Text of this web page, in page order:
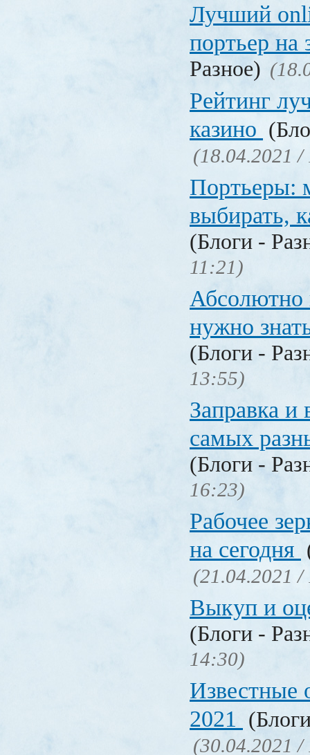
Лучший
портьер на
Разное)
Рейтинг
казино
(18.04.2021 /
Портьеры:
выбирать,
(Блоги -
11:21)
Абсолютно
нужно
(Блоги -
13:55)
Заправка и
самых
(Блоги -
16:23)
Рабочее
на сегодня
(21.04.2021 /
Выкуп и
(Блоги -
14:30)
Известные
2021
(30.04.2021 /